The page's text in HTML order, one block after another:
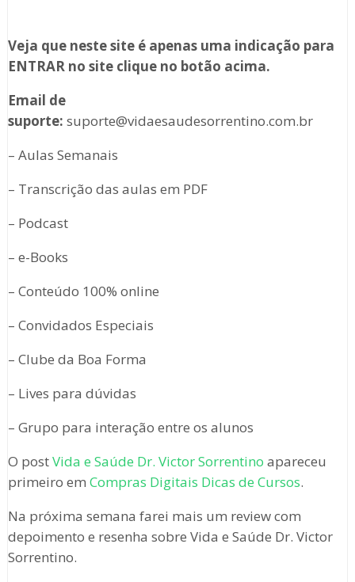
Veja que neste site é apenas uma indicação para
ENTRAR no site clique no botão acima.
Email de
suporte: suporte@vidaesaudesorrentino.com.br
– Aulas Semanais
– Transcrição das aulas em PDF
– Podcast
– e-Books
– Conteúdo 100% online
– Convidados Especiais
– Clube da Boa Forma
– Lives para dúvidas
– Grupo para interação entre os alunos
O postVida e Saúde Dr. Victor Sorrentino apareceu
primeiro em Compras Digitais Dicas de Cursos.
Na próxima semana farei mais um review com
depoimento e resenha sobre Vida e Saúde Dr. Victor
Sorrentino.